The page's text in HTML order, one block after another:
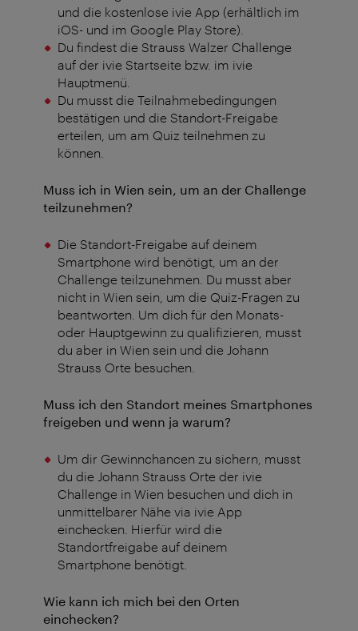
und die kostenlose ivie App (erhältlich im
iOS- und im Google Play Store).
Du findest die Strauss Walzer Challenge
auf der ivie Startseite bzw. im ivie
Hauptmenü.
Du musst die Teilnahmebedingungen
bestätigen und die Standort-Freigabe
erteilen, um am Quiz teilnehmen zu
können.
Muss ich in Wien sein, um an der Challenge
teilzunehmen?
Die Standort-Freigabe auf deinem
Smartphone wird benötigt, um an der
Challenge teilzunehmen. Du musst aber
nicht in Wien sein, um die Quiz-Fragen zu
beantworten. Um dich für den Monats-
oder Hauptgewinn zu qualifizieren, musst
du aber in Wien sein und die Johann
Strauss Orte besuchen.
Muss ich den Standort meines Smartphones
freigeben und wenn ja warum?
Um dir Gewinnchancen zu sichern, musst
du die Johann Strauss Orte der ivie
Challenge in Wien besuchen und dich in
unmittelbarer Nähe via ivie App
einchecken. Hierfür wird die
Standortfreigabe auf deinem
Smartphone benötigt.
Wie kann ich mich bei den Orten
einchecken?